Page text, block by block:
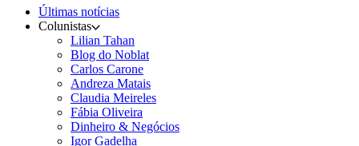
Últimas notícias
Colunistas
Lilian Tahan
Blog do Noblat
Carlos Carone
Andreza Matais
Claudia Meireles
Fábia Oliveira
Dinheiro & Negócios
Igor Gadelha